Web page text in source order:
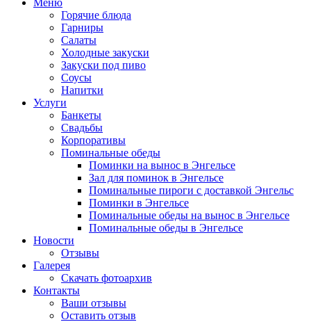
Меню
Горячие блюда
Гарниры
Салаты
Холодные закуски
Закуски под пиво
Соусы
Напитки
Услуги
Банкеты
Свадьбы
Корпоративы
Поминальные обеды
Поминки на вынос в Энгельсе
Зал для поминок в Энгельсе
Поминальные пироги с доставкой Энгельс
Поминки в Энгельсе
Поминальные обеды на вынос в Энгельсе
Поминальные обеды в Энгельсе
Новости
Отзывы
Галерея
Скачать фотоархив
Контакты
Ваши отзывы
Оставить отзыв